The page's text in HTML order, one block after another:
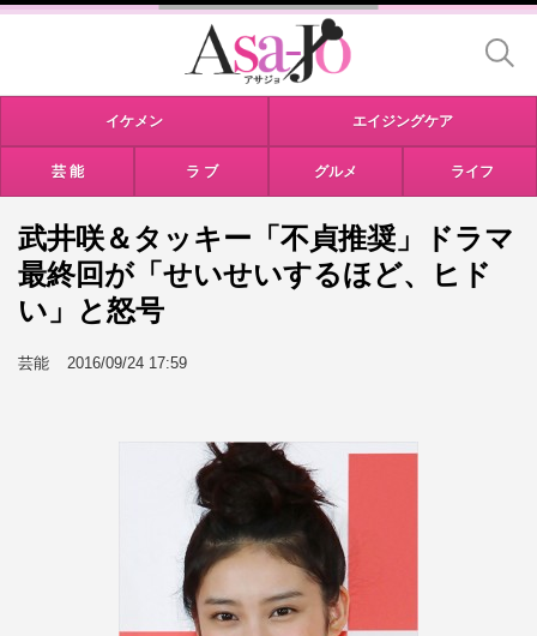
イケメン エイジングケア
芸 能 ラ ブ グルメ ライフ
武井咲＆タッキー「不貞推奨」ドラマ
最終回が「せいせいするほど、ヒド
い」と怒号
芸能 2016/09/24 17:59